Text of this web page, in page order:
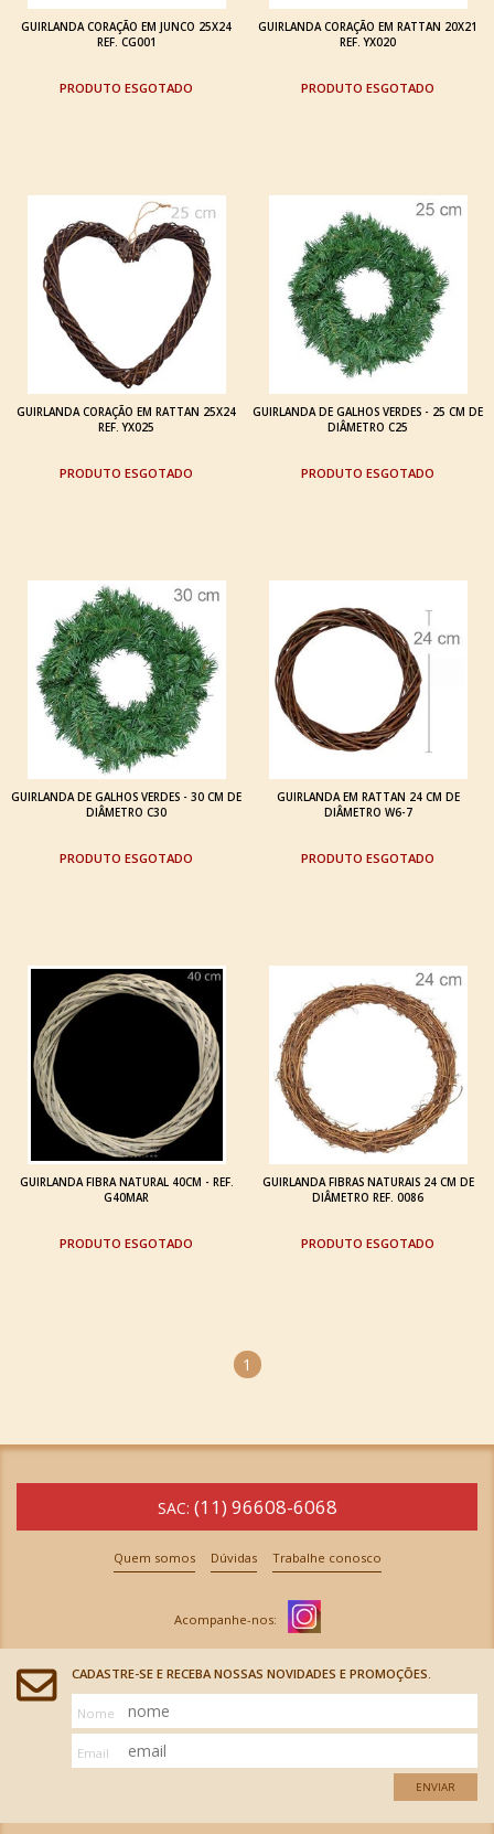
GUIRLANDA CORAÇÃO EM JUNCO 25X24
REF. CG001
ESGOTADO
GUIRLANDA CORAÇÃO EM RATTAN 20X21
REF. YX020
ESGOTADO
GUIRLANDA CORAÇÃO EM RATTAN 25X24
REF. YX025
ESGOTADO
GUIRLANDA DE GALHOS VERDES - 25 CM DE
DIÂMETRO C25
ESGOTADO
GUIRLANDA DE GALHOS VERDES - 30 CM DE
DIÂMETRO C30
ESGOTADO
GUIRLANDA EM RATTAN 24 CM DE
DIÂMETRO W6-7
ESGOTADO
GUIRLANDA FIBRA NATURAL 40CM - REF.
G40MAR
ESGOTADO
GUIRLANDA FIBRAS NATURAIS 24 CM DE
DIÂMETRO REF. 0086
ESGOTADO
1
SAC: (11) 96608-6068
Quem somos Dúvidas Trabalhe conosco
CADASTRE-SE E RECEBA NOSSAS NOVIDADES E PROMOÇÕES.
Nome
Email
ENVIAR